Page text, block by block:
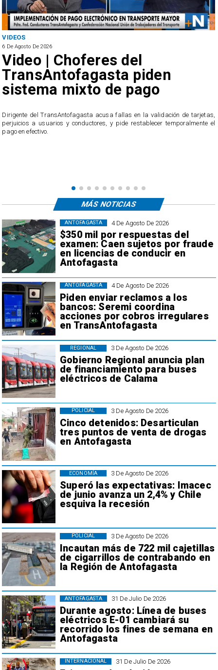
VIDEOS
6 De Agosto De 2026
Video | Choferes del
TransAntofagasta piden
sistema mixto de pago
​Dirigente del TransAntofagasta acusa fallas en la validación de tarjetas,
perjuicios a usuarios y conductores, y pide restablecer temporalmente el
pago en efectivo.
4 De Agosto De 2026
$350 mil por respuestas del
examen: Caen sujetos por fraude
en licencias de conducir en
Antofagasta
ANTOFAGASTA
4 De Agosto De 2026
Piden enviar reclamos a los
bancos: Seremi coordina
acciones por cobros irregulares
en TransAntofagasta
ANTOFAGASTA
3 De Agosto De 2026
Gobierno Regional anuncia plan
de financiamiento para buses
eléctricos de Calama
REGIONAL
3 De Agosto De 2026
Cinco detenidos: Desarticulan
tres puntos de venta de drogas
en Antofagasta
POLICIAL
3 De Agosto De 2026
Superó las expectativas: Imacec
de junio avanza un 2,4% y Chile
esquiva la recesión
ECONOMÍA
3 De Agosto De 2026
Incautan más de 722 mil cajetillas
de cigarrillos de contrabando en
la Región de Antofagasta
POLICIAL
31 De Julio De 2026
Durante agosto: Línea de buses
eléctricos E-01 cambiará su
recorrido los fines de semana en
Antofagasta
ANTOFAGASTA
31 De Julio De 2026
INTERNACIONAL
MÁS NOTICIAS